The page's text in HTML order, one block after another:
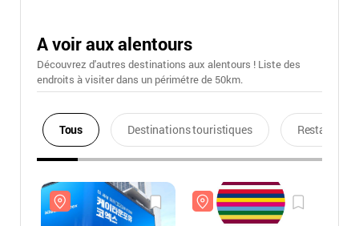
A voir aux alentours
Découvrez d'autres destinations aux alentours ! Liste des
endroits à visiter dans un périmétre de 50km.
Tous Destinations touristiques Restaurants